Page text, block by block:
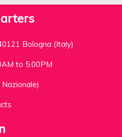
Bologna (Italy)
to 5.00PM